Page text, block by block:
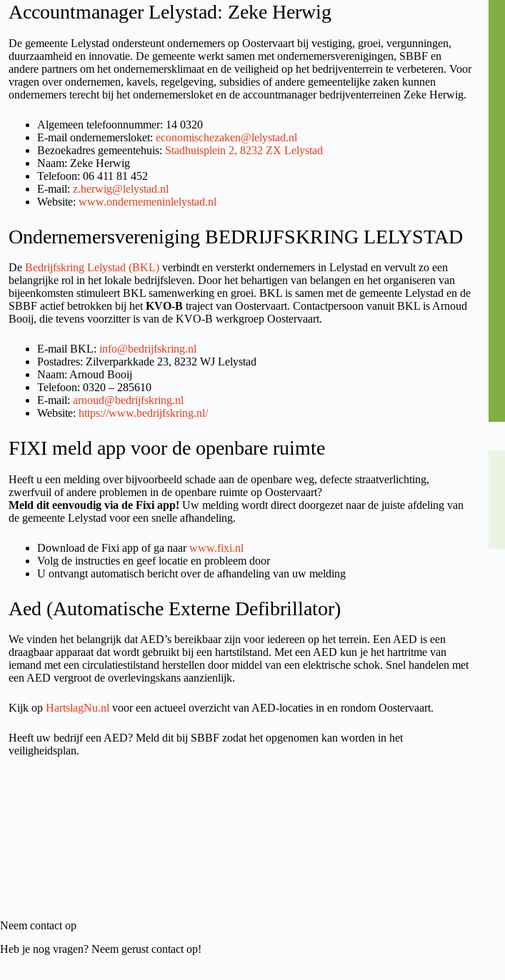
Accountmanager Lelystad: Zeke Herwig
De gemeente Lelystad ondersteunt ondernemers op Oostervaart bij vestiging, groei, vergunningen,
duurzaamheid en innovatie. De gemeente werkt samen met ondernemersverenigingen, SBBF en
andere partners om het ondernemersklimaat en de veiligheid op het bedrijventerrein te verbeteren. Voor
vragen over ondernemen, kavels, regelgeving, subsidies of andere gemeentelijke zaken kunnen
ondernemers terecht bij het ondernemersloket en de accountmanager bedrijventerreinen Zeke Herwig.
Algemeen telefoonnummer: 14 0320
E-mail ondernemersloket: economischezaken@lelystad.nl
Bezoekadres gemeentehuis: Stadhuisplein 2, 8232 ZX Lelystad
Naam: Zeke Herwig
Telefoon: 06 411 81 452
E-mail: z.herwig@lelystad.nl
Website: www.ondernemeninlelystad.nl
Ondernemersvereniging BEDRIJFSKRING LELYSTAD
De Bedrijfskring Lelystad (BKL) verbindt en versterkt ondernemers in Lelystad en vervult zo een
belangrijke rol in het lokale bedrijfsleven. Door het behartigen van belangen en het organiseren van
bijeenkomsten stimuleert BKL samenwerking en groei. BKL is samen met de gemeente Lelystad en de
SBBF actief betrokken bij het KVO-B traject van Oostervaart. Contactpersoon vanuit BKL is Arnoud
Booij, die tevens voorzitter is van de KVO-B werkgroep Oostervaart.
E-mail BKL: info@bedrijfskring.nl
Postadres: Zilverparkkade 23, 8232 WJ Lelystad
Naam: Arnoud Booij
Telefoon: 0320 – 285610
E-mail: arnoud@bedrijfskring.nl
Website: https://www.bedrijfskring.nl/
FIXI meld app voor de openbare ruimte
Heeft u een melding over bijvoorbeeld schade aan de openbare weg, defecte straatverlichting,
zwerfvuil of andere problemen in de openbare ruimte op Oostervaart?
Meld dit eenvoudig via de Fixi app! Uw melding wordt direct doorgezet naar de juiste afdeling van
de gemeente Lelystad voor een snelle afhandeling.
Download de Fixi app of ga naarwww.fixi.nl
Volg de instructies en geef locatie en probleem door
U ontvangt automatisch bericht over de afhandeling van uw melding
Aed (Automatische Externe Defibrillator)
We vinden het belangrijk dat AED’s bereikbaar zijn voor iedereen op het terrein. Een AED is een
draagbaar apparaat dat wordt gebruikt bij een hartstilstand. Met een AED kun je het hartritme van
iemand met een circulatiestilstand herstellen door middel van een elektrische schok. Snel handelen met
een AED vergroot de overlevingskans aanzienlijk.
Kijk op HartslagNu.nl voor een actueel overzicht van AED-locaties in en rondom Oostervaart.
Heeft uw bedrijf een AED? Meld dit bij SBBF zodat het opgenomen kan worden in het
veiligheidsplan.
Neem contact op
Heb je nog vragen? Neem gerust contact op!